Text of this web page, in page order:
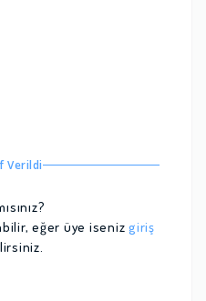
Verildi
eğer üye iseniz giriş